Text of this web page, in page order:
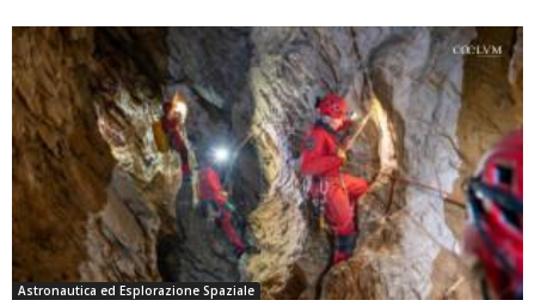
Astronautica ed Esplorazione Spaziale